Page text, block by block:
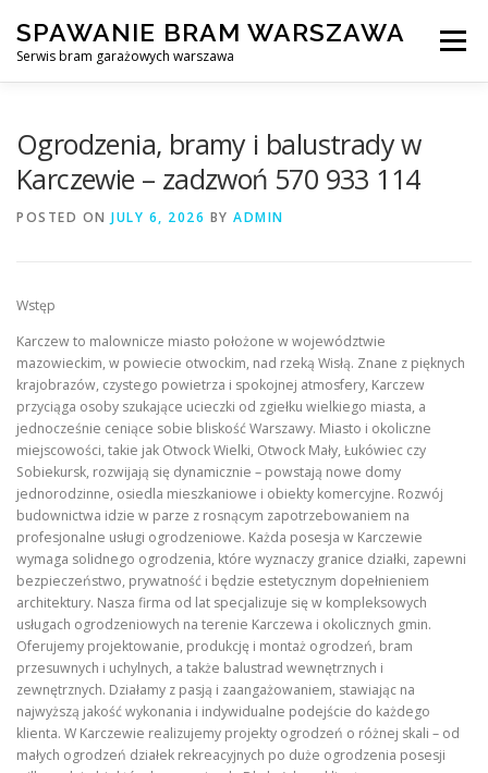
content
SPAWANIE BRAM WARSZAWA
Serwis bram garażowych warszawa
Menu
Ogrodzenia, bramy i balustrady w
Karczewie – zadzwoń 570 933 114
POSTED ON JULY 6, 2026 BY ADMIN
Wstęp
Karczew to malownicze miasto położone w województwie
mazowieckim, w powiecie otwockim, nad rzeką Wisłą. Znane z pięknych
krajobrazów, czystego powietrza i spokojnej atmosfery, Karczew
przyciąga osoby szukające ucieczki od zgiełku wielkiego miasta, a
jednocześnie ceniące sobie bliskość Warszawy. Miasto i okoliczne
miejscowości, takie jak Otwock Wielki, Otwock Mały, Łukówiec czy
Sobiekursk, rozwijają się dynamicznie – powstają nowe domy
jednorodzinne, osiedla mieszkaniowe i obiekty komercyjne. Rozwój
budownictwa idzie w parze z rosnącym zapotrzebowaniem na
profesjonalne usługi ogrodzeniowe. Każda posesja w Karczewie
wymaga solidnego ogrodzenia, które wyznaczy granice działki, zapewni
bezpieczeństwo, prywatność i będzie estetycznym dopełnieniem
architektury. Nasza firma od lat specjalizuje się w kompleksowych
usługach ogrodzeniowych na terenie Karczewa i okolicznych gmin.
Oferujemy projektowanie, produkcję i montaż ogrodzeń, bram
przesuwnych i uchylnych, a także balustrad wewnętrznych i
zewnętrznych. Działamy z pasją i zaangażowaniem, stawiając na
najwyższą jakość wykonania i indywidualne podejście do każdego
klienta. W Karczewie realizujemy projekty ogrodzeń o różnej skali – od
małych ogrodzeń działek rekreacyjnych po duże ogrodzenia posesji